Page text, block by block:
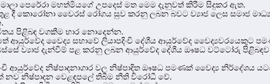
පෙරේරා මහත්මියගේ උපදෙස් මත මෙම දැනුවත් කිරීම සිදුකර ඇත.
දී කොරෝනා වෛරස් රෝගය සුව කරනු ලබන බවට ව්‍යාජ ලෙස සමාජ
පිළිබඳ වගකීම භාර නොදෙන්න.
ආයුර්වේද වෛද්‍ය සභාවේ ලියාපදිංචි දේශීය ආයුර්වේද වෛද්‍යවරයෙකුට
ව්‍යාජ දැන්වීම් පළ කරනු ලබන ආයුර්වේද දේශීය ඖෂධ වට්ටෝරු
ආයුර්වේද නිෂ්පාදනාගාර වල නිෂ්පාදිත ඖෂධ පමණක් වෛද්‍ය නිර්දේශය
නව නිෂ්පාදන වෙළඳපලේ තිබීම නීති විරෝධී වේ.